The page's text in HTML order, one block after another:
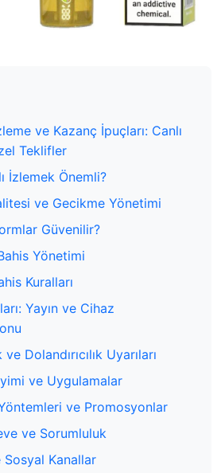
ve Kazanç İpuçları: Canlı
Teklifler
İzlemek Önemli?
ve Gecikme Yönetimi
Güvenilir?
Yönetimi
Kuralları
Yayın ve Cihaz
Dolandırıcılık Uyarıları
ve Uygulamalar
ve Promosyonlar
ve Sorumluluk
Kanallar